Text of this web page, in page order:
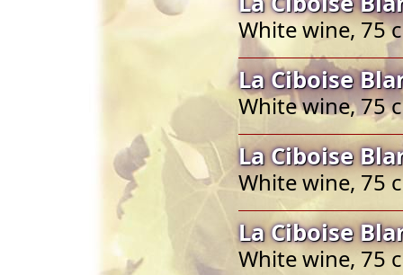
White wine, 75
La Ciboise
White wine, 75
La Ciboise
White wine, 75
La Ciboise
White wine, 75